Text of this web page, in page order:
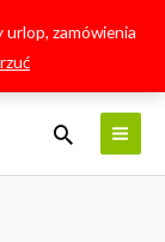
zamówienia
Szukaj